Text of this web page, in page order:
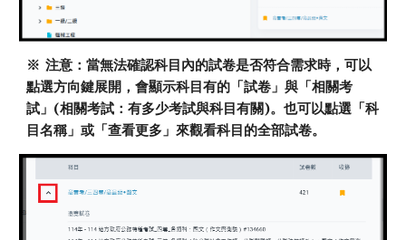
※ 注意：當無法確認科目內的試卷是否符合需求時，可以
點選方向鍵展開，會顯示科目有的「試卷」與「相關考
試」(相關考試：有多少考試與科目有關)。也可以點選「科
目名稱」或「查看更多」來觀看科目的全部試卷。